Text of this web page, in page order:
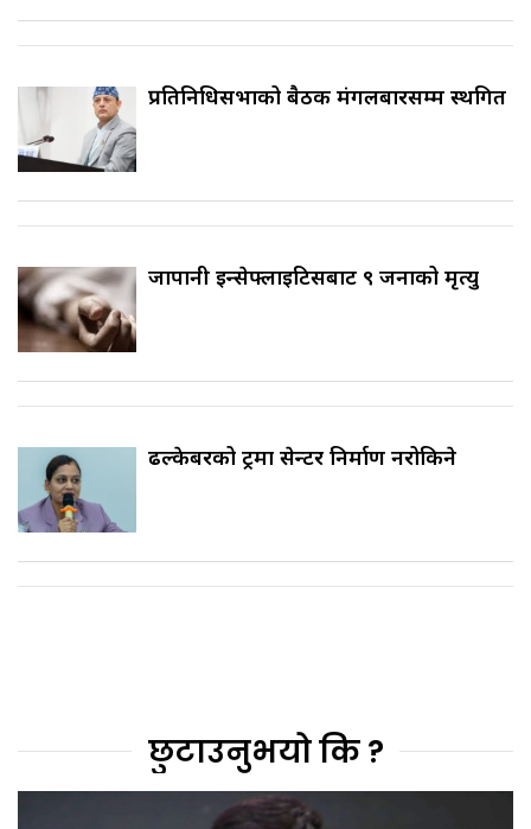
प्रतिनिधिसभाको बैठक मंगलबारसम्म स्थगित
जापानी इन्सेफ्लाइटिसबाट ९ जनाको मृत्यु
ढल्केबरको ट्रमा सेन्टर निर्माण नरोकिने
छुटाउनुभयो कि ?